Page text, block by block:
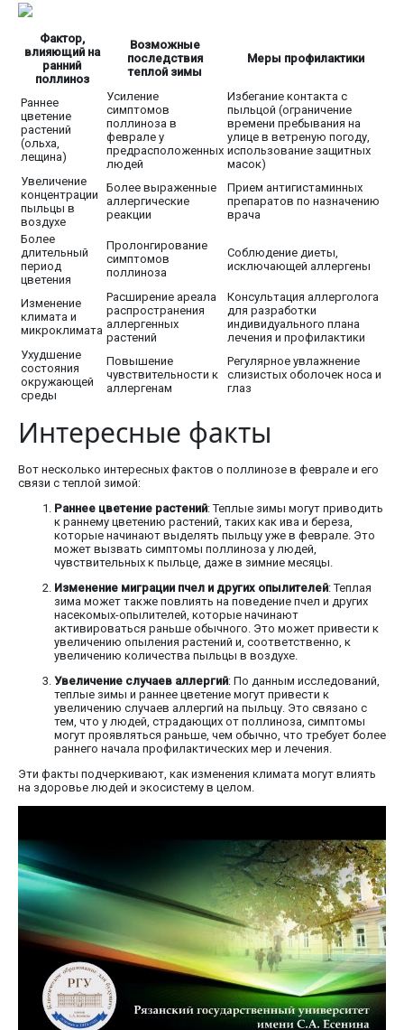
Фактор,
влияющий на
ранний
поллиноз
Возможные
последствия
теплой зимы
Меры профилактики
Раннее
цветение
растений
(ольха,
лещина)
Усиление
симптомов
поллиноза в
феврале у
предрасположенных
людей
Избегание контакта с
пыльцой (ограничение
времени пребывания на
улице в ветреную погоду,
использование защитных
масок)
Увеличение
концентрации
пыльцы в
воздухе
Более выраженные
аллергические
реакции
Прием антигистаминных
препаратов по назначению
врача
Более
длительный
период
цветения
Пролонгирование
симптомов
поллиноза
Соблюдение диеты,
исключающей аллергены
Изменение
климата и
микроклимата
Расширение ареала
распространения
аллергенных
растений
Консультация аллерголога
для разработки
индивидуального плана
лечения и профилактики
Ухудшение
состояния
окружающей
среды
Повышение
чувствительности к
аллергенам
Регулярное увлажнение
слизистых оболочек носа и
глаз
Интересные факты
Вот несколько интересных фактов о поллинозе в феврале и его
связи с теплой зимой:
Раннее цветение растений: Теплые зимы могут приводить
к раннему цветению растений, таких как ива и береза,
которые начинают выделять пыльцу уже в феврале. Это
может вызвать симптомы поллиноза у людей,
чувствительных к пыльце, даже в зимние месяцы.
Изменение миграции пчел и других опылителей: Теплая
зима может также повлиять на поведение пчел и других
насекомых-опылителей, которые начинают
активироваться раньше обычного. Это может привести к
увеличению опыления растений и, соответственно, к
увеличению количества пыльцы в воздухе.
Увеличение случаев аллергий: По данным исследований,
теплые зимы и раннее цветение могут привести к
увеличению случаев аллергий на пыльцу. Это связано с
тем, что у людей, страдающих от поллиноза, симптомы
могут проявляться раньше, чем обычно, что требует более
раннего начала профилактических мер и лечения.
Эти факты подчеркивают, как изменения климата могут влиять
на здоровье людей и экосистему в целом.